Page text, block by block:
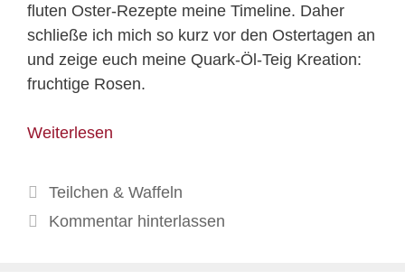
fluten Oster-Rezepte meine Timeline. Daher
schließe ich mich so kurz vor den Ostertagen an
und zeige euch meine Quark-Öl-Teig Kreation:
fruchtige Rosen.
Weiterlesen
Kategorien
Teilchen & Waffeln
Kommentar hinterlassen